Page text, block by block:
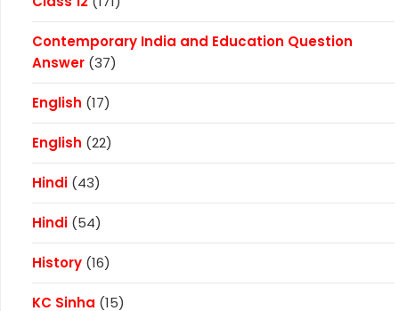
Contemporary India and Education Question
Answer (37)
English (17)
English (22)
Hindi (43)
Hindi (54)
History (16)
KC Sinha (15)